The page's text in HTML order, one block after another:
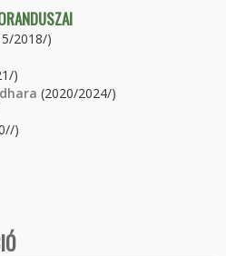
2018/)
)
(2020/2024/)
)